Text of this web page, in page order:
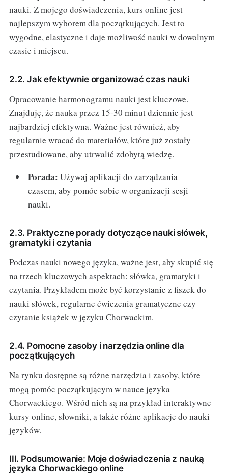
nauki. Z mojego doświadczenia, kurs online jest
najlepszym wyborem dla początkujących. Jest to
wygodne, elastyczne i daje możliwość nauki w dowolnym
czasie i miejscu.
2.2. Jak efektywnie organizować czas nauki
Opracowanie harmonogramu nauki jest kluczowe.
Znajduję, że nauka przez 15-30 minut dziennie jest
najbardziej efektywna. Ważne jest również, aby
regularnie wracać do materiałów, które już zostały
przestudiowane, aby utrwalić zdobytą wiedzę.
Porada: Używaj aplikacji do zarządzania
czasem, aby pomóc sobie w organizacji sesji
nauki.
2.3. Praktyczne porady dotyczące nauki słówek,
gramatyki i czytania
Podczas nauki nowego języka, ważne jest, aby skupić się
na trzech kluczowych aspektach: słówka, gramatyki i
czytania. Przykładem może być korzystanie z fiszek do
nauki słówek, regularne ćwiczenia gramatyczne czy
czytanie książek w języku Chorwackim.
2.4. Pomocne zasoby i narzędzia online dla
początkujących
Na rynku dostępne są różne narzędzia i zasoby, które
mogą pomóc początkującym w nauce języka
Chorwackiego. Wśród nich są na przykład interaktywne
kursy online, słowniki, a także różne aplikacje do nauki
języków.
III. Podsumowanie: Moje doświadczenia z nauką
języka Chorwackiego online